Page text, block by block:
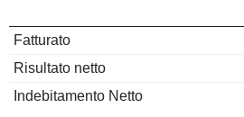
Fatturato
Risultato netto
Indebitamento Netto